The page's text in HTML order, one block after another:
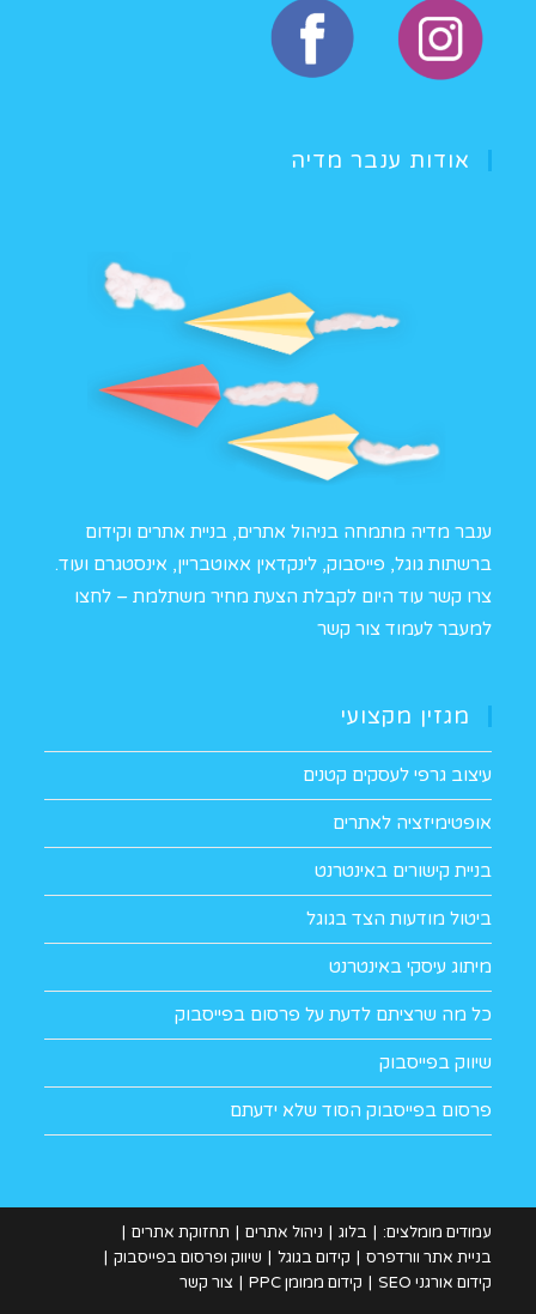
אודות ענבר מדיה
ענבר מדיה מתמחה בניהול אתרים, בניית אתרים וקידום
ברשתות גוגל, פייסבוק, לינקדאין אאוטבריין, אינסטגרם ועוד.
צרו קשר עוד היום לקבלת הצעת מחיר משתלמת – לחצו
למעבר לעמוד צור קשר
מגזין מקצועי
עיצוב גרפי לעסקים קטנים
אופטימיזציה לאתרים
בניית קישורים באינטרנט
ביטול מודעות הצד בגוגל
מיתוג עיסקי באינטרנט
כל מה שרציתם לדעת על פרסום בפייסבוק
שיווק בפייסבוק
פרסום בפייסבוק הסוד שלא ידעתם
עמודים מומלצים: בלוג ניהול אתרים
תחזוקת אתרים
בניית אתר וורדפרס
קידום בגוגל
שיווק ופרסום בפייסבוק
קידום אורגני SEO
קידום ממומן PPC צור קשר